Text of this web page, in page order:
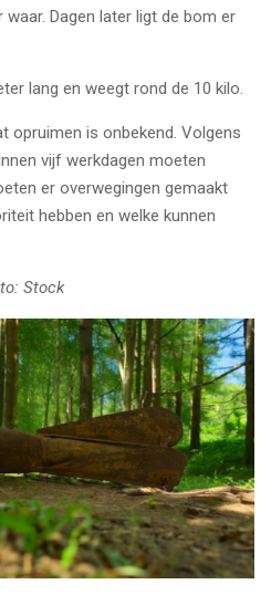
Dagen later ligt de bom er
lang en weegt rond de 10 kilo.
opruimen is onbekend. Volgens
vijf werkdagen moeten
er overwegingen gemaakt
hebben en welke kunnen
Stock